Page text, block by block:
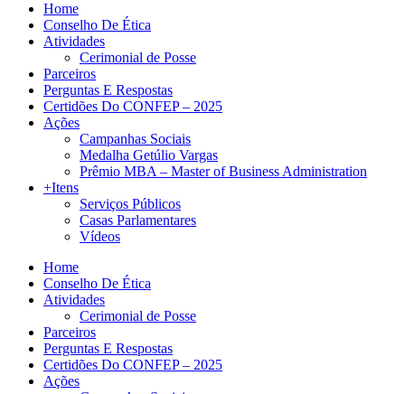
Home
Conselho De Ética
Atividades
Cerimonial de Posse
Parceiros
Perguntas E Respostas
Certidões Do CONFEP – 2025
Ações
Campanhas Sociais
Medalha Getúlio Vargas
Prêmio MBA – Master of Business Administration
+Itens
Serviços Públicos
Casas Parlamentares
Vídeos
Home
Conselho De Ética
Atividades
Cerimonial de Posse
Parceiros
Perguntas E Respostas
Certidões Do CONFEP – 2025
Ações